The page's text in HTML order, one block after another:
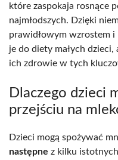
które zaspokaja rosnące
najmłodszych. Dzięki
prawidłowym wzrostem i
je do diety małych
ich zdrowie w tych
Dlaczego dzieci
przejściu na
Dzieci mogą spożywać
następne z kilku